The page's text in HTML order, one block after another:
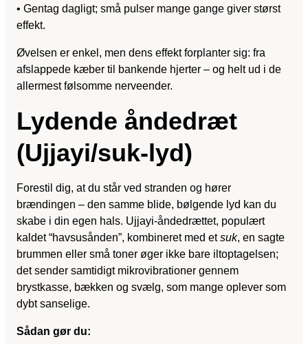
• Gentag dagligt; små pulser mange gange giver størst
effekt.
Øvelsen er enkel, men dens effekt forplanter sig: fra
afslappede kæber til bankende hjerter – og helt ud i de
allermest følsomme nerveender.
Lydende åndedræt
(Ujjayi/suk-lyd)
Forestil dig, at du står ved stranden og hører
brændingen – den samme blide, bølgende lyd kan du
skabe i din egen hals. Ujjayi-åndedrættet, populært
kaldet “havsusånden”, kombineret med etsuk, en sagte
brummen eller små toner øger ikke bare iltoptagelsen;
det sender samtidigt mikrovibrationer gennem
brystkasse, bækken og svælg, som mange oplever som
dybt sanselige.
Sådan gør du: